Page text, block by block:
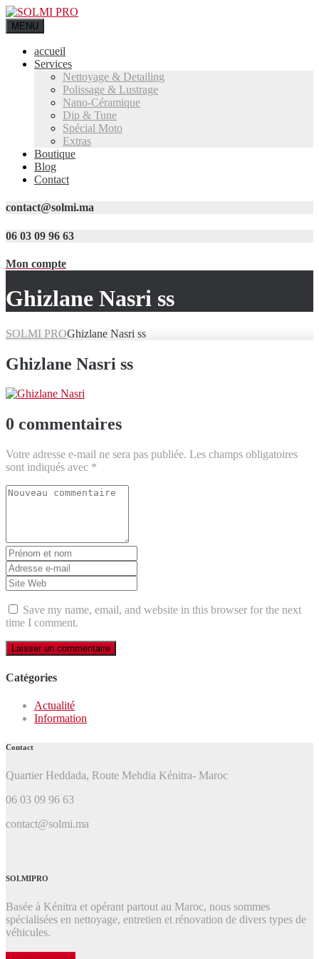
MENU
accueil
Services
Nettoyage & Detailing
Polissage & Lustrage
Nano-Céramique
Dip & Tune
Spécial Moto
Extras
Boutique
Blog
Contact
contact@solmi.ma
06 03 09 96 63
Mon compte
Ghizlane Nasri ss
SOLMI PROGhizlane Nasri ss
Ghizlane Nasri ss
0 commentaires
Votre adresse e-mail ne sera pas publiée. Les champs obligatoires
sont indiqués avec *
Votre
Prénom
et
nom*
Adresse
e-
mail
*
Site
Web
Save my name, email, and website in this browser for the next
time I comment.
Catégories
Actualité
Information
Contact
Quartier Heddada, Route Mehdia Kénitra- Maroc
06 03 09 96 63
contact@solmi.ma
SOLMIPRO
Basée à Kénitra et opérant partout au Maroc, nous sommes
spécialisées en nettoyage, entretien et rénovation de divers types de
véhicules.